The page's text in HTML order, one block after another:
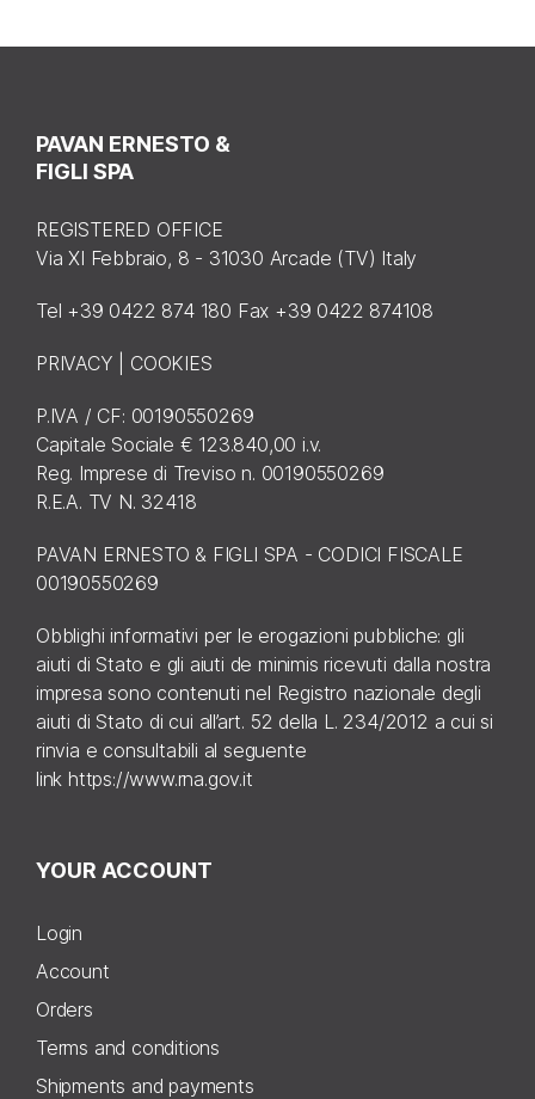
PAVAN ERNESTO &
FIGLI SPA
REGISTERED OFFICE
Via XI Febbraio, 8 - 31030 Arcade (TV) Italy
Tel +39 0422 874 180 Fax +39 0422 874108
PRIVACY COOKIES
P.IVA / CF: 00190550269
Capitale Sociale € 123.840,00 i.v.
Reg. Imprese di Treviso n. 00190550269
R.E.A. TV N. 32418
PAVAN ERNESTO & FIGLI SPA - CODICI FISCALE
00190550269
Obblighi informativi per le erogazioni pubbliche: gli
aiuti di Stato e gli aiuti de minimis ricevuti dalla nostra
impresa sono contenuti nel Registro nazionale degli
aiuti di Stato di cui all’art. 52 della L. 234/2012 a cui si
rinvia e consultabili al seguente
link https://www.rna.gov.it
YOUR ACCOUNT
Login
Account
Orders
Terms and conditions
Shipments and payments